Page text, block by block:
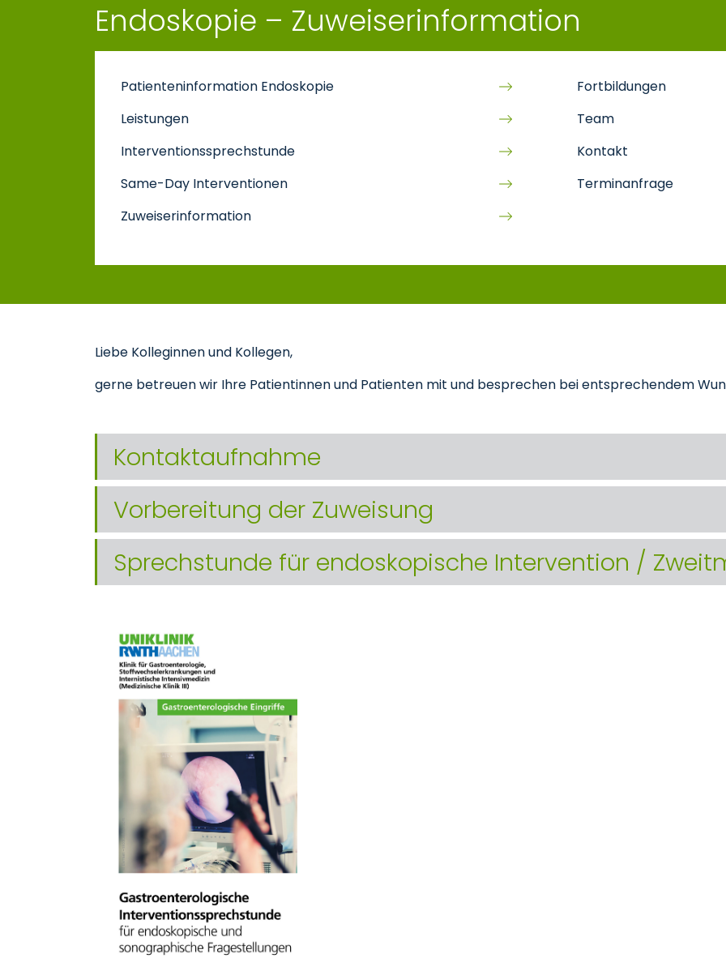
Endoskopie – Zuweiserinformation
Patienteninformation Endoskopie
Leistungen
Interventionssprechstunde
Same-Day Interventionen
Zuweiserinformation
Fortbildungen
Team
Kontakt
Terminanfrage
Liebe Kolleginnen und Kollegen,
gerne betreuen wir Ihre Patientinnen und Patienten mit und besprechen bei entsprechendem
Kontaktaufnahme
Vorbereitung der Zuweisung
Sprechstunde für endoskopische Intervention /